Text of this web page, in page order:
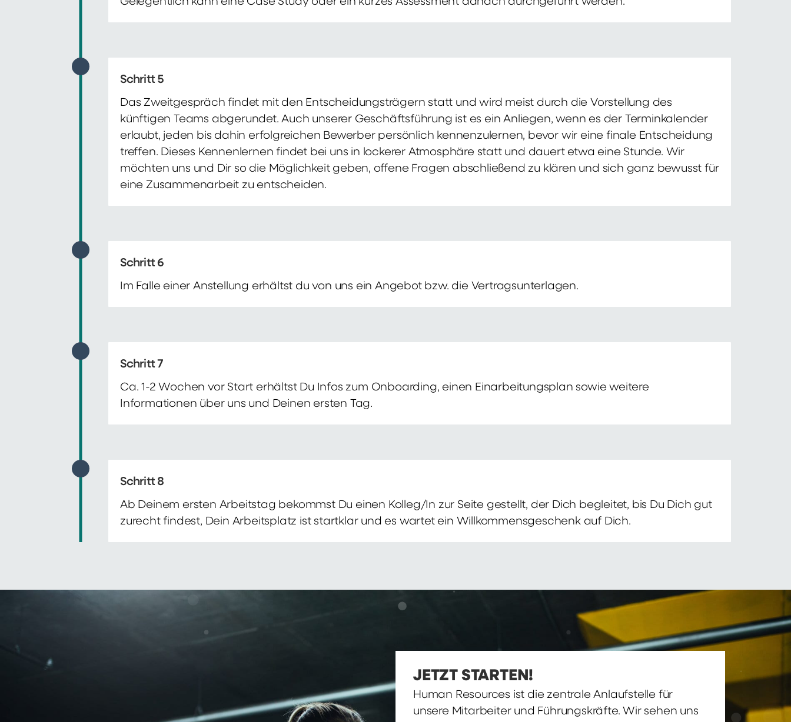
Gelegentlich kann eine Case Study oder ein kurzes Assessment danach durchgeführt werden.
Schritt 5
Das Zweitgespräch findet mit den Entscheidungsträgern statt und wird meist durch die Vorstellung des
künftigen Teams abgerundet. Auch unserer Geschäftsführung ist es ein Anliegen, wenn es der Terminkalender
erlaubt, jeden bis dahin erfolgreichen Bewerber persönlich kennenzulernen, bevor wir eine finale Entscheidung
treffen. Dieses Kennenlernen findet bei uns in lockerer Atmosphäre statt und dauert etwa eine Stunde. Wir
möchten uns und Dir so die Möglichkeit geben, offene Fragen abschließend zu klären und sich ganz bewusst für
eine Zusammenarbeit zu entscheiden.
Schritt 6
Im Falle einer Anstellung erhältst du von uns ein Angebot bzw. die Vertragsunterlagen.
Schritt 7
Ca. 1-2 Wochen vor Start erhältst Du Infos zum Onboarding, einen Einarbeitungsplan sowie weitere
Informationen über uns und Deinen ersten Tag.
Schritt 8
Ab Deinem ersten Arbeitstag bekommst Du einen Kolleg/In zur Seite gestellt, der Dich begleitet, bis Du Dich gut
zurecht findest, Dein Arbeitsplatz ist startklar und es wartet ein Willkommensgeschenk auf Dich.
JETZT STARTEN!
Human Resources ist die zentrale Anlaufstelle für
unsere Mitarbeiter und Führungskräfte. Wir sehen uns